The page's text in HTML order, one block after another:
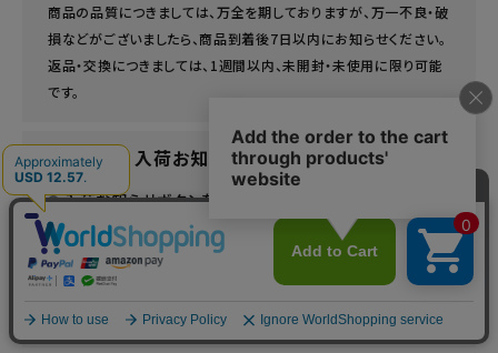
商品の品質につきましては、万全を期しておりますが、万一不良・破
損などがございましたら、商品到着後7日以内にお知らせください。
返品・交換につきましては、1週間以内、未開封・未使用に限り可能
です。
入荷お知らせメールについて
入荷お知らせボタンを押下して、メールアドレスを登録
してください。
商品が入荷した際にメールでお知らせいたします。
商品の入荷やご注文を確定するものではありません。
詳しくはこちら